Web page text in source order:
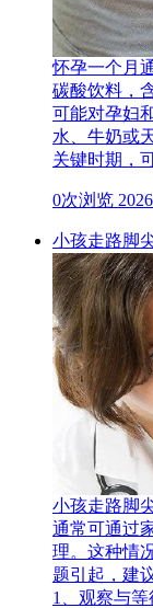
怀孕一个月
碳酸饮料，
可能对孕妇
水、牛奶或
关键时期，
0次浏览
小孩走路脚
小孩走路脚
通常可通过
理。这种情
题引起，建
1、观察与